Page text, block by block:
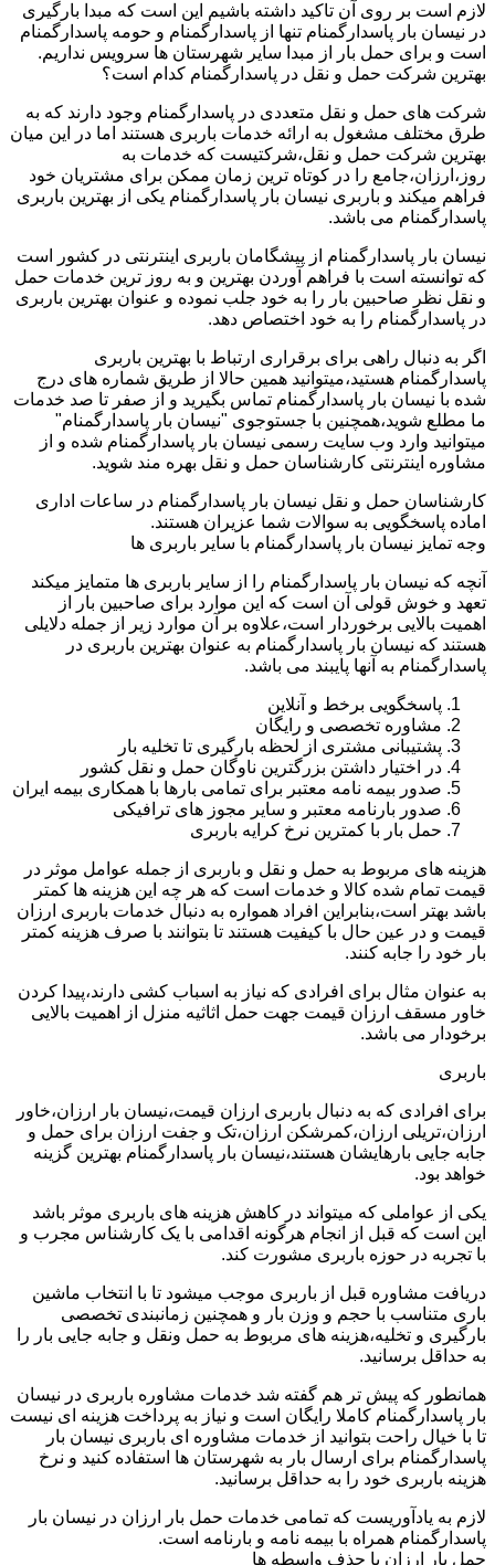
لازم است بر روی آن تاکید داشته باشیم این است که مبدا بارگیری
در نیسان بار پاسدارگمنام تنها از پاسدارگمنام و حومه پاسدارگمنام
است و برای حمل بار از مبدا سایر شهرستان ها سرویس نداریم.
بهترین شرکت حمل و نقل در پاسدارگمنام کدام است؟
شرکت های حمل و نقل متعددی در پاسدارگمنام وجود دارند که به
طرق مختلف مشغول به ارائه خدمات باربری هستند اما در این میان
بهترین شرکت حمل و نقل،شرکتیست که خدمات به
روز،ارزان،جامع را در کوتاه ترین زمان ممکن برای مشتریان خود
فراهم میکند و باربری نیسان بار پاسدارگمنام یکی از بهترین باربری
پاسدارگمنام می باشد.
نیسان بار پاسدارگمنام از پیشگامان باربری اینترنتی در کشور است
که توانسته است با فراهم آوردن بهترین و به روز ترین خدمات حمل
و نقل نظر صاحبین بار را به خود جلب نموده و عنوان بهترین باربری
در پاسدارگمنام را به خود اختصاص دهد.
اگر به دنبال راهی برای برقراری ارتباط با بهترین باربری
پاسدارگمنام هستید،میتوانید همین حالا از طریق شماره های درج
شده با نیسان بار پاسدارگمنام تماس بگیرید و از صفر تا صد خدمات
ما مطلع شوید،همچنین با جستوجوی "نیسان بار پاسدارگمنام"
میتوانید وارد وب سایت رسمی نیسان بار پاسدارگمنام شده و از
مشاوره اینترنتی کارشناسان حمل و نقل بهره مند شوید.
کارشناسان حمل و نقل نیسان بار پاسدارگمنام در ساعات اداری
اماده پاسخگویی به سوالات شما عزیران هستند.
وجه تمایز نیسان بار پاسدارگمنام با سایر باربری ها
آنچه که نیسان بار پاسدارگمنام را از سایر باربری ها متمایز میکند
تعهد و خوش قولی آن است که این موارد برای صاحبین بار از
اهمیت بالایی برخوردار است،علاوه بر آن موارد زیر از جمله دلایلی
هستند که نیسان بار پاسدارگمنام به عنوان بهترین باربری در
پاسدارگمنام به آنها پایبند می باشد.
پاسخگویی برخط و آنلاین
مشاوره تخصصی و رایگان
پشتیبانی مشتری از لحظه بارگیری تا تخلیه بار
در اختیار داشتن بزرگترین ناوگان حمل و نقل کشور
صدور بیمه نامه معتبر برای تمامی بارها با همکاری بیمه ایران
صدور بارنامه معتبر و سایر مجوز های ترافیکی
حمل بار با کمترین نرخ کرایه باربری
هزینه های مربوط به حمل و نقل و باربری از جمله عوامل موثر در
قیمت تمام شده کالا و خدمات است که هر چه این هزینه ها کمتر
باشد بهتر است،بنابراین افراد همواره به دنبال خدمات باربری ارزان
قیمت و در عین حال با کیفیت هستند تا بتوانند با صرف هزینه کمتر
بار خود را جابه کنند.
به عنوان مثال برای افرادی که نیاز به اسباب کشی دارند،پیدا کردن
خاور مسقف ارزان قیمت جهت حمل اثاثیه منزل از اهمیت بالایی
برخودار می باشد.
باربری
برای افرادی که به دنبال باربری ارزان قیمت،نیسان بار ارزان،خاور
ارزان،تریلی ارزان،کمرشکن ارزان،تک و جفت ارزان برای حمل و
جابه جایی بارهایشان هستند،نیسان بار پاسدارگمنام بهترین گزینه
خواهد بود.
یکی از عواملی که میتواند در کاهش هزینه های باربری موثر باشد
این است که قبل از انجام هرگونه اقدامی با یک کارشناس مجرب و
با تجربه در حوزه باربری مشورت کند.
دریافت مشاوره قبل از باربری موجب میشود تا با انتخاب ماشین
باری متناسب با حجم و وزن بار و همچنین زمانبندی تخصصی
بارگیری و تخلیه،هزینه های مربوط به حمل ونقل و جابه جایی بار را
به حداقل برسانید.
همانطور که پیش تر هم گفته شد خدمات مشاوره باربری در نیسان
بار پاسدارگمنام کاملا رایگان است و نیاز به پرداخت هزینه ای نیست
تا با خیال راحت بتوانید از خدمات مشاوره ای باربری نیسان بار
پاسدارگمنام برای ارسال بار به شهرستان ها استفاده کنید و نرخ
هزینه باربری خود را به حداقل برسانید.
لازم به یادآوریست که تمامی خدمات حمل بار ارزان در نیسان بار
پاسدارگمنام همراه با بیمه نامه و بارنامه است.
حمل بار ارزان با حذف واسطه ها